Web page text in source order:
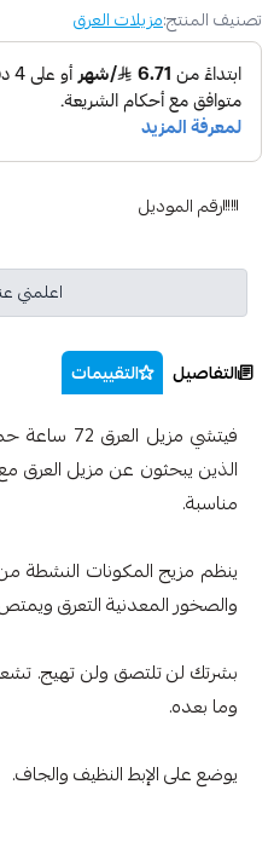
تصنيف المنتج:مزيلات العرق
رقم الموديل
اعلمني
التفاصيل التقييمات
فيتشي مزيل
الذين يبحثون عن مزيل العرق
مناسبة.
ينظم مزيج المكونات النشطة
والصخور المعدنية التعرق ويمتص
بشرتك لن تلتصق ولن تهيج.
وما بعده.
يوضع على الإبط النظيف والجاف.